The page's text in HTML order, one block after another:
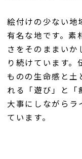
絵付けの少ない地
有名な地です。素
さをそのままいか
り続けています。
ものの生命感と土
れる「遊び」と「
大事にしながらラ
ています。